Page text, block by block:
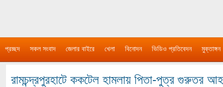
প্রচ্ছদ সকল সংবাদ জেলার বাইরে খেলা বিনোদন ভিডিও প্রতিবেদন মুক্তাঙ্গন
রামচন্দ্রপুরহাটে ককটেল হামলায় পিতা-পুত্র গুরুতর